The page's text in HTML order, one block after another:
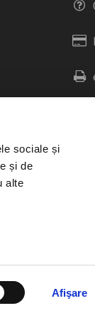
sociale și
și de
alte
Afişare